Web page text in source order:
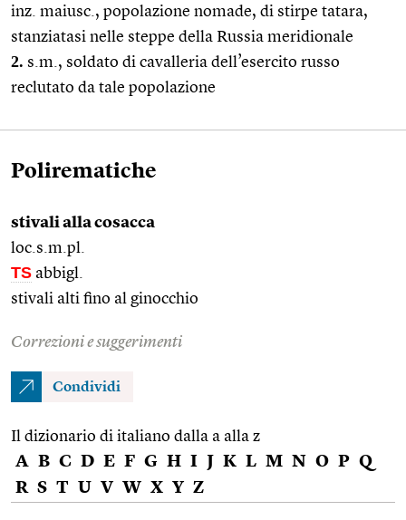
inz. maiusc., popolazione nomade, di stirpe tatara,
stanziatasi nelle steppe della Russia meridionale
2. s.m., soldato di cavalleria dell’esercito russo
reclutato da tale popolazione
Polirematiche
stivali alla cosacca
loc.s.m.pl.
TS abbigl.
stivali alti fino al ginocchio
Correzioni e suggerimenti
Condividi
Il dizionario di italiano dalla a alla z
A B C D E F G H I J K L M N O P Q
R S T U V W X Y Z